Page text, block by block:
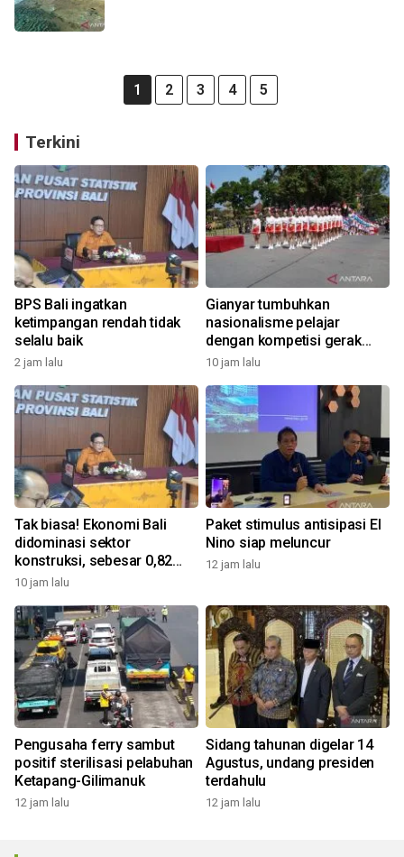
1 2 3 4 5
Terkini
BPS Bali ingatkan
ketimpangan rendah tidak
selalu baik
2 jam lalu
Gianyar tumbuhkan
nasionalisme pelajar
dengan kompetisi gerak
jalan
10 jam lalu
Tak biasa! Ekonomi Bali
didominasi sektor
konstruksi, sebesar 0,82
persen
10 jam lalu
Paket stimulus antisipasi El
Nino siap meluncur
12 jam lalu
Pengusaha ferry sambut
positif sterilisasi pelabuhan
Ketapang-Gilimanuk
12 jam lalu
Sidang tahunan digelar 14
Agustus, undang presiden
terdahulu
12 jam lalu